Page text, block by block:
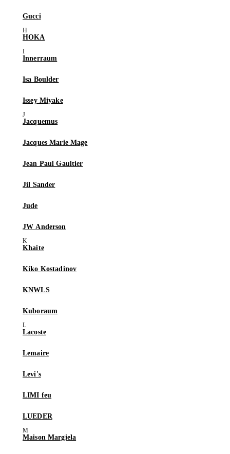
Gucci
HOKA
Innerraum
Isa Boulder
Issey Miyake
Jacquemus
Jacques Marie Mage
Jean Paul Gaultier
Jil Sander
Jude
JW Anderson
Khaite
Kiko Kostadinov
KNWLS
Kuboraum
Lacoste
Lemaire
Levi's
LIMI feu
LUEDER
Maison Margiela